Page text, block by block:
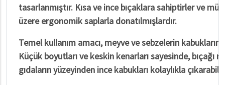
tasarlanmıştır. Kısa ve ince bıçaklara sahiptirler ve
üzere ergonomik saplarla donatılmışlardır.
Temel kullanım amacı, meyve ve sebzelerin
Küçük boyutları ve keskin kenarları sayesinde, bıçağı
gıdaların yüzeyinden ince kabukları kolaylıkla